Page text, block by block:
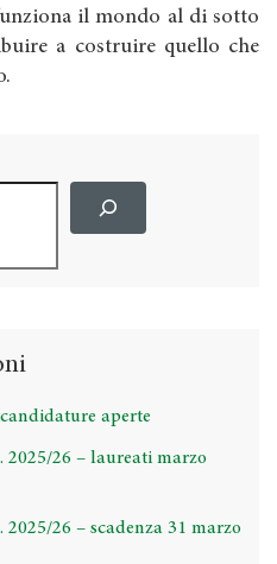
il mondo al di sotto
a costruire quello che
aperte
2025/26 – laureati marzo
26 – scadenza 31 marzo